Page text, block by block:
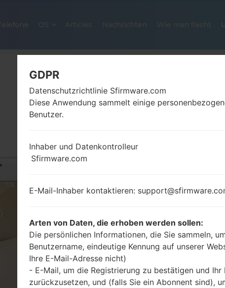
Nachrichten Wie man flasht
OFFIZIELLER
Startseite → Galaxy On5 2016
Laden Sie das neueste Firmware-
Sie jedoch nicht zu überprüfen, ob
SM-G5700 entspricht. Der
PDA-Version G5700ZHU2CSA1
G5700ZHU2CSA1 geliefert. Die
GDPR
Datenschutzrichtlinie Sfirmware.com
Diese Anwendung sammelt einige
Benutzer.
Inhaber und Datenkontrolleur
Sfirmware.com
E-Mail-Inhaber kontaktieren:
Arten von Daten, die erhoben werden sollen:
Die persönlichen Informationen, die Sie sammeln,
Benutzername, eindeutige Kennung auf unserer
Ihre E-Mail-Adresse nicht)
- E-Mail, um die Registrierung zu bestätigen und Ihr
zurückzusetzen, und (falls Sie ein Abonnent sind),